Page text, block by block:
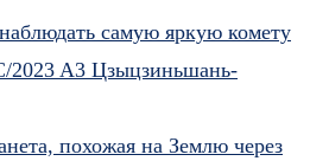
самую яркую комету
2023 A3 Цзыцзиньшань-
похожая на Землю через